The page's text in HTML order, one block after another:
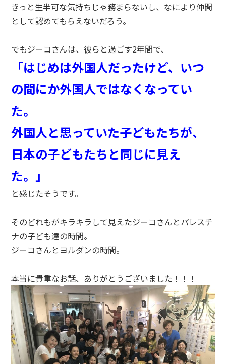
きっと生半可な気持ちじゃ務まらないし、なにより仲間
として認めてもらえないだろう。
でもジーコさんは、彼らと過ごす2年間で、
「はじめは外国人だったけど、いつ
の間にか外国人ではなくなってい
た。
外国人と思っていた子どもたちが、
日本の子どもたちと同じに見え
た。」
と感じたそうです。
そのどれもがキラキラして見えたジーコさんとパレスチ
ナの子ども達の時間。
ジーコさんとヨルダンの時間。
本当に貴重なお話、ありがとうございました！！！